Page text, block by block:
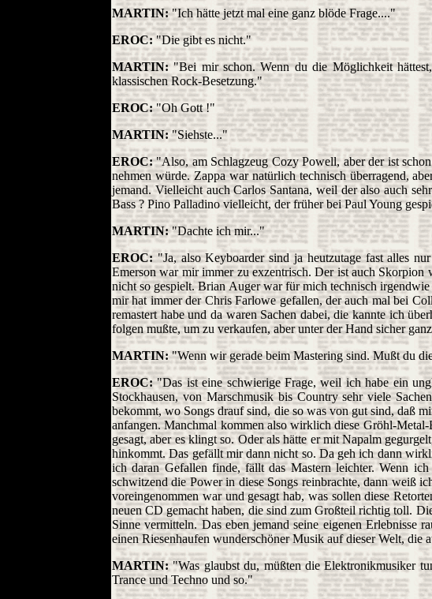
MARTIN:"Ich hätte jetzt mal eine ganz blöde Frage...."
EROC:"Die gibt es nicht."
MARTIN:"Bei mir schon. Wenn du die Möglichkeit
klassischen Rock-Besetzung."
EROC:"Oh Gott !"
MARTIN:"Siehste..."
EROC:"Also, am Schlagzeug Cozy Powell, aber der ist
nehmen würde. Zappa war natürlich technisch überragend,
jemand. Vielleicht auch Carlos Santana, weil der also auch
Bass ? Pino Palladino vielleicht, der früher bei Paul Young
MARTIN:"Dachte ich mir..."
EROC:"Ja, also Keyboarder sind ja heutzutage fast alles
Emerson war mir immer zu exzentrisch. Der ist auch
nicht so gespielt. Brian Auger war für mich technisch
mir hat immer der Chris Farlowe gefallen, der auch mal bei
remastert habe und da waren Sachen dabei, die kannte ich
folgen mußte, um zu verkaufen, aber unter der Hand sicher
MARTIN:"Wenn wir gerade beim Mastering sind. Mußt du
EROC:"Das ist eine schwierige Frage, weil ich habe ein
Stockhausen, von Marschmusik bis Country sehr viele
bekommt, wo Songs drauf sind, die so was von gut sind, daß
anfangen. Manchmal kommen also wirklich diese Gröhl-
gesagt, aber es klingt so. Oder als hätte er mit Napalm
hinkommt. Das gefällt mir dann nicht so. Da geh ich dann
ich daran Gefallen finde, fällt das Mastern leichter. Wenn
schwitzend die Power in diese Songs reinbrachte, dann weiß
voreingenommen war und gesagt hab, was sollen diese
neuen CD gemacht haben, die sind zum Großteil richtig toll.
Sinne vermitteln. Das eben jemand seine eigenen Erlebnisse
einen Riesenhaufen wunderschöner Musik auf dieser Welt, die
MARTIN:"Was glaubst du, müßten die Elektronikmusiker
Trance und Techno und so."